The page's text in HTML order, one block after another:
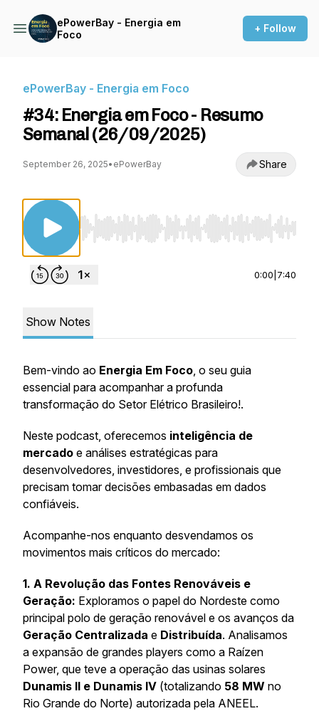
ePowerBay - Energia em
Foco
+ Follow
ePowerBay - Energia em Foco
#34: Energia em Foco - Resumo
Semanal (26/09/2025)
September 26, 2025• ePowerBay Share
Use Left/Right to seek, Home/End to jump
0:00 7:40
Show Notes
Bem-vindo ao Energia Em Foco, o seu guia
essencial para acompanhar a profunda
transformação do Setor Elétrico Brasileiro!.
Neste podcast, oferecemos inteligência de
mercado e análises estratégicas para
desenvolvedores, investidores, e profissionais que
precisam tomar decisões embasadas em dados
confiáveis.
Acompanhe-nos enquanto desvendamos os
movimentos mais críticos do mercado:
1. A Revolução das Fontes Renováveis e
Geração: Exploramos o papel do Nordeste como
principal polo de geração renovável e os avanços da
Geração Centralizada e Distribuída. Analisamos
a expansão de grandes players como a Raízen
Power, que teve a operação das usinas solares
Dunamis II e Dunamis IV (totalizando 58 MW no
Rio Grande do Norte) autorizada pela ANEEL.